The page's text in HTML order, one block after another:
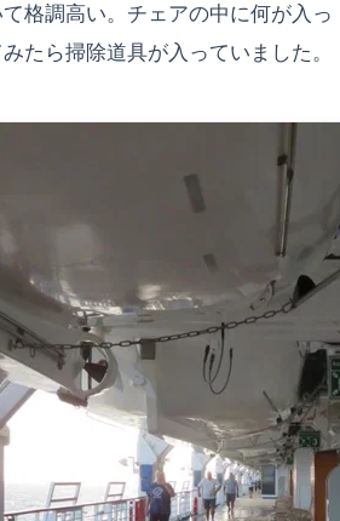
格調高い。チェアの中に何が入っ
たら掃除道具が入っていました。